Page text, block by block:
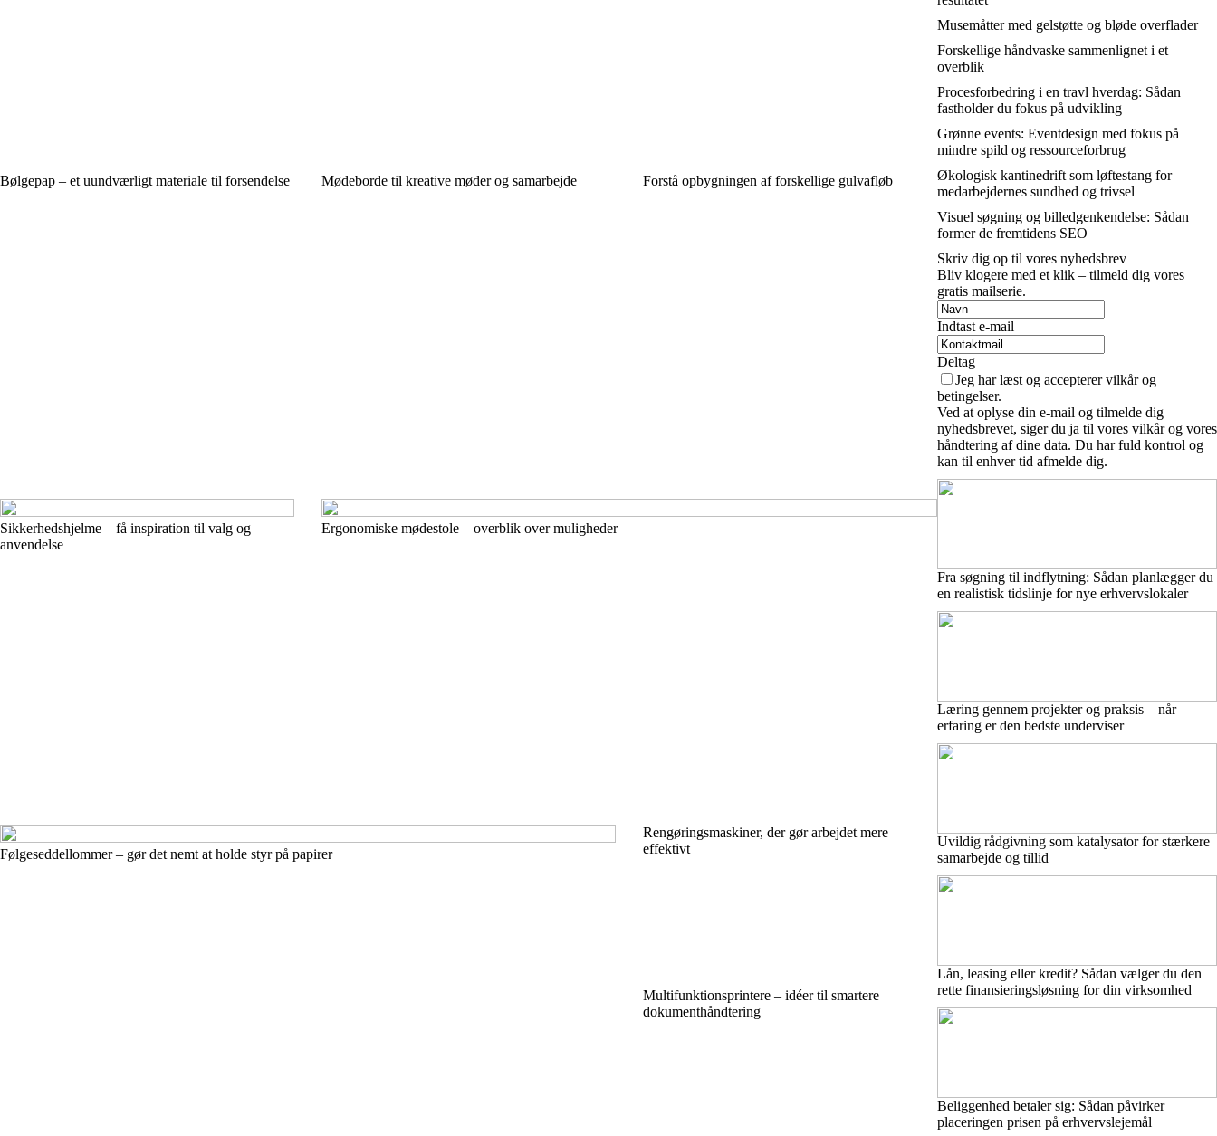
Bølgepap – et uundværligt materiale til forsendelse Mødeborde til kreative møder og samarbejde Forstå opbygningen af forskellige gulvafløb
Sikkerhedshjelme – få inspiration til valg og
anvendelse
Ergonomiske mødestole – overblik over muligheder
Følgeseddellommer – gør det nemt at holde styr på papirer
Rengøringsmaskiner, der gør arbejdet mere
effektivt
Multifunktionsprintere – idéer til smartere
dokumenthåndtering
Musemåtter med gelstøtte og bløde overflader
Forskellige håndvaske sammenlignet i et
overblik
Procesforbedring i en travl hverdag: Sådan
fastholder du fokus på udvikling
Grønne events: Eventdesign med fokus på
mindre spild og ressourceforbrug
Økologisk kantinedrift som løftestang for
medarbejdernes sundhed og trivsel
Visuel søgning og billedgenkendelse: Sådan
former de fremtidens SEO
Skriv dig op til vores nyhedsbrev
Bliv klogere med et klik – tilmeld dig vores
gratis mailserie.
Indtast e-mail
Deltag
Jeg har læst og accepterer vilkår og
betingelser.
Ved at oplyse din e-mail og tilmelde dig
nyhedsbrevet, siger du ja til vores vilkår og vores
håndtering af dine data. Du har fuld kontrol og
kan til enhver tid afmelde dig.
Fra søgning til indflytning: Sådan planlægger du
en realistisk tidslinje for nye erhvervslokaler
Læring gennem projekter og praksis – når
erfaring er den bedste underviser
Uvildig rådgivning som katalysator for stærkere
samarbejde og tillid
Lån, leasing eller kredit? Sådan vælger du den
rette finansieringsløsning for din virksomhed
Beliggenhed betaler sig: Sådan påvirker
placeringen prisen på erhvervslejemål